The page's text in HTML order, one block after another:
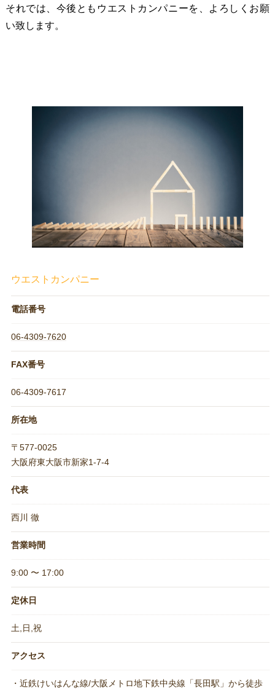
それでは、今後ともウエストカンパニーを、よろしくお願
い致します。
ウエストカンパニー
電話番号
06-4309-7620
FAX番号
06-4309-7617
所在地
〒577-0025
大阪府東大阪市新家1-7-4
代表
西川 徹
営業時間
9:00 〜 17:00
定休日
土,日,祝
アクセス
・近鉄けいはんな線/大阪メトロ地下鉄中央線「長田駅」から徒歩